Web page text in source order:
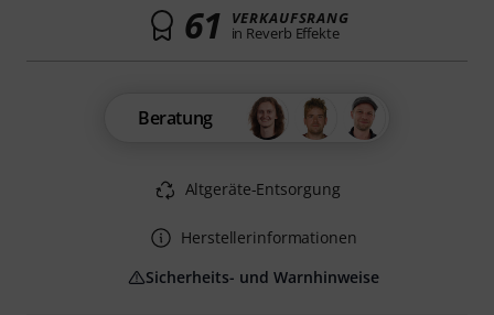
61 VERKAUFSRANG
in Reverb Effekte
Beratung
Altgeräte-Entsorgung
Herstellerinformationen
Sicherheits- und Warnhinweise